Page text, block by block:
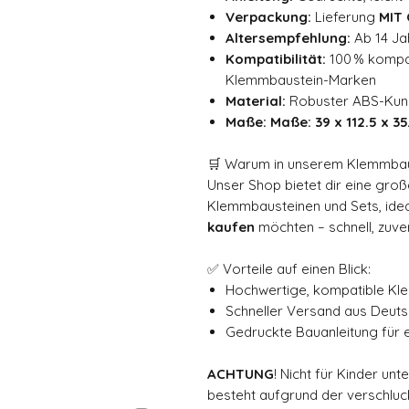
Verpackung: Lieferung
Altersempfehlung: Ab 14
Kompatibilität: 100 %
Klemmbaustein-Marken
Material: Robuster ABS-
Maße: Maße: 39 x 112.5 x
🛒 Warum in unserem
Unser Shop bietet dir eine
Klemmbausteinen und Sets,
kaufen möchten – schnell,
✅ Vorteile auf einen Blick:
Hochwertige, kompatible
Schneller Versand aus
Gedruckte Bauanleitung für
ACHTUNG! Nicht für Kinder
besteht aufgrund der